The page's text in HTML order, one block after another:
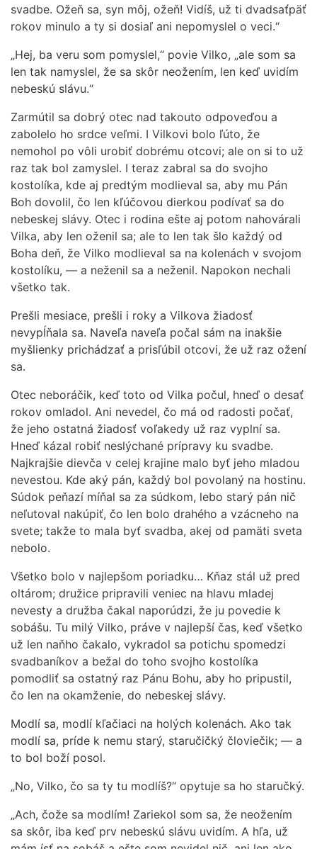
svadbe. Ožeň sa, syn môj, ožeň! Vidíš, už ti dvadsaťpäť
rokov minulo a ty si dosiaľ ani nepomyslel o veci.“
„Hej, ba veru som pomyslel,“ povie Vilko, „ale som sa
len tak namyslel, že sa skôr neožením, len keď uvidím
nebeskú slávu.“
Zarmútil sa dobrý otec nad takouto odpoveďou a
zabolelo ho srdce veľmi. I Vilkovi bolo ľúto, že
nemohol po vôli urobiť dobrému otcovi; ale on si to už
raz tak bol zamyslel. I teraz zabral sa do svojho
kostolíka, kde aj predtým modlieval sa, aby mu Pán
Boh dovolil, čo len kľúčovou dierkou podívať sa do
nebeskej slávy. Otec i rodina ešte aj potom nahovárali
Vilka, aby len oženil sa; ale to len tak šlo každý od
Boha deň, že Vilko modlieval sa na kolenách v svojom
kostolíku, — a neženil sa a neženil. Napokon nechali
všetko tak.
Prešli mesiace, prešli i roky a Vilkova žiadosť
nevypĺňala sa. Naveľa naveľa počal sám na inakšie
myšlienky prichádzať a prisľúbil otcovi, že už raz ožení
sa.
Otec neboráčik, keď toto od Vilka počul, hneď o desať
rokov omladol. Ani nevedel, čo má od radosti počať,
že jeho ostatná žiadosť voľakedy už raz vyplní sa.
Hneď kázal robiť neslýchané prípravy ku svadbe.
Najkrajšie dievča v celej krajine malo byť jeho mladou
nevestou. Kde aký pán, každý bol povolaný na hostinu.
Súdok peňazí míňal sa za súdkom, lebo starý pán nič
neľutoval nakúpiť, čo len bolo drahého a vzácneho na
svete; takže to mala byť svadba, akej od pamäti sveta
nebolo.
Všetko bolo v najlepšom poriadku… Kňaz stál už pred
oltárom; družice pripravili veniec na hlavu mladej
nevesty a družba čakal naporúdzi, že ju povedie k
sobášu. Tu milý Vilko, práve v najlepší čas, keď všetko
už len naňho čakalo, vykradol sa potichu spomedzi
svadbaníkov a bežal do toho svojho kostolíka
pomodliť sa ostatný raz Pánu Bohu, aby ho pripustil,
čo len na okamženie, do nebeskej slávy.
Modlí sa, modlí kľačiaci na holých kolenách. Ako tak
modlí sa, príde k nemu starý, staručičký človiečik; — a
to bol boží posol.
„No, Vilko, čo sa ty tu modlíš?“ opytuje sa ho staručký.
„Ach, čože sa modlím! Zariekol som sa, že neožením
sa skôr, iba keď prv nebeskú slávu uvidím. A hľa, už